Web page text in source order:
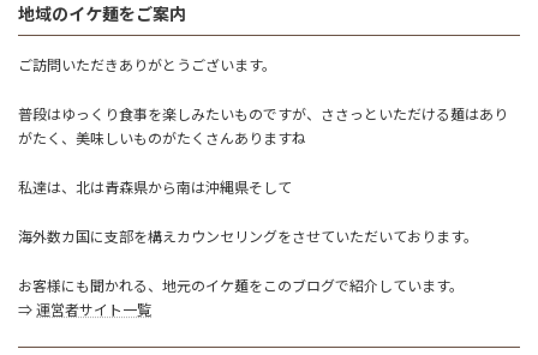
地域のイケ麺をご案内
ご訪問いただきありがとうございます。
普段はゆっくり食事を楽しみたいものですが、ささっといただける麺はあり
がたく、美味しいものがたくさんありますね
私達は、北は青森県から南は沖縄県そして
海外数カ国に支部を構えカウンセリングをさせていただいております。
お客様にも聞かれる、地元のイケ麺をこのブログで紹介しています。
⇒運営者サイト一覧